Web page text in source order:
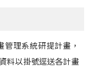
理系統研提計畫，
料以掛號逕送各計畫